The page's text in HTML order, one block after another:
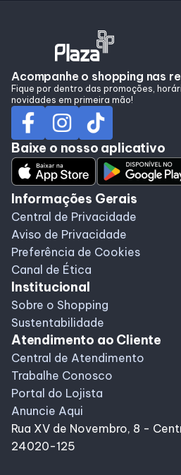
Acompanhe o shopping nas
Fique por dentro das promoções,
novidades em primeira mão!
Baixe o nosso aplicativo
Informações Gerais
Central de Privacidade
Aviso de Privacidade
Preferência de Cookies
Canal de Ética
Institucional
Sobre o Shopping
Sustentabilidade
Atendimento ao Cliente
Central de Atendimento
Trabalhe Conosco
Portal do Lojista
Anuncie Aqui
Rua XV de Novembro, 8 -
24020-125